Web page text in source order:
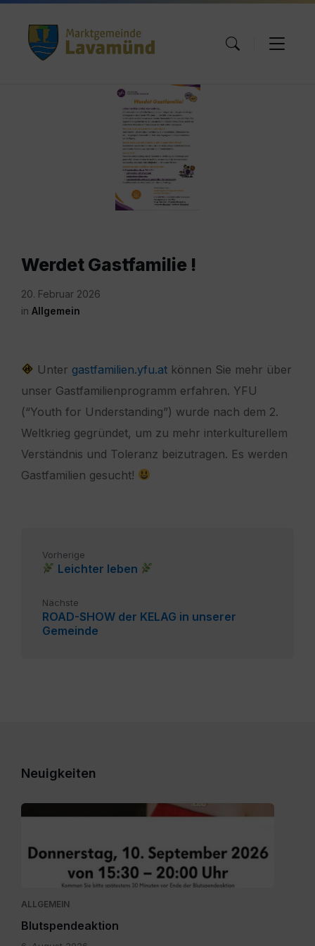
Skip
content
Skip
navigation
Skip
footer
Werdet Gastfamilie !
20. Februar 2026
in Allgemein
Unter gastfamilien.yfu.at können Sie mehr über
unser Gastfamilienprogramm erfahren. YFU
(“Youth for Understanding”) wurde nach dem 2.
Weltkrieg gegründet, um zu mehr interkulturellem
Verständnis und Toleranz beizutragen. Es werden
Gastfamilien gesucht!
Vorherige
Leichter leben
Nächste
ROAD-SHOW der KELAG in unserer
Gemeinde
Neuigkeiten
Gemeinde
Lavamünd
(002).pdf
ALLGEMEIN
Blutspendeaktion